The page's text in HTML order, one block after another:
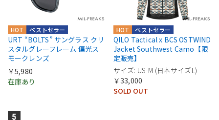
ベストセラー
HOT
URT “BOLTS” サングラス クリ
スタルグレーフレーム 偏光ス
モークレンズ
￥5,980
在庫あり
ベストセラー
HOT
QILO Tactical x BCS OSTWIND
Jacket Southwest Camo【限
定販売】
サイズ: US-M (日本サイズL)
￥33,000
SOLD OUT